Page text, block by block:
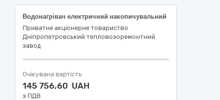
Водонагрівач електричний накопичувальний
Приватне акцiонерне товариство
Днiпропетровський тепловозоремонтний
завод
Очікувана вартість
145 756,60 UAH
з ПДВ